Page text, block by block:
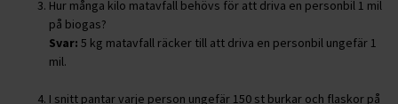
Hur många kilo matavfall behövs för att driva en personbil 1 mil
på biogas?
Svar: 5 kg matavfall räcker till att driva en personbil ungefär 1
mil.
I snitt pantar varje person ungefär 150 st burkar och flaskor på